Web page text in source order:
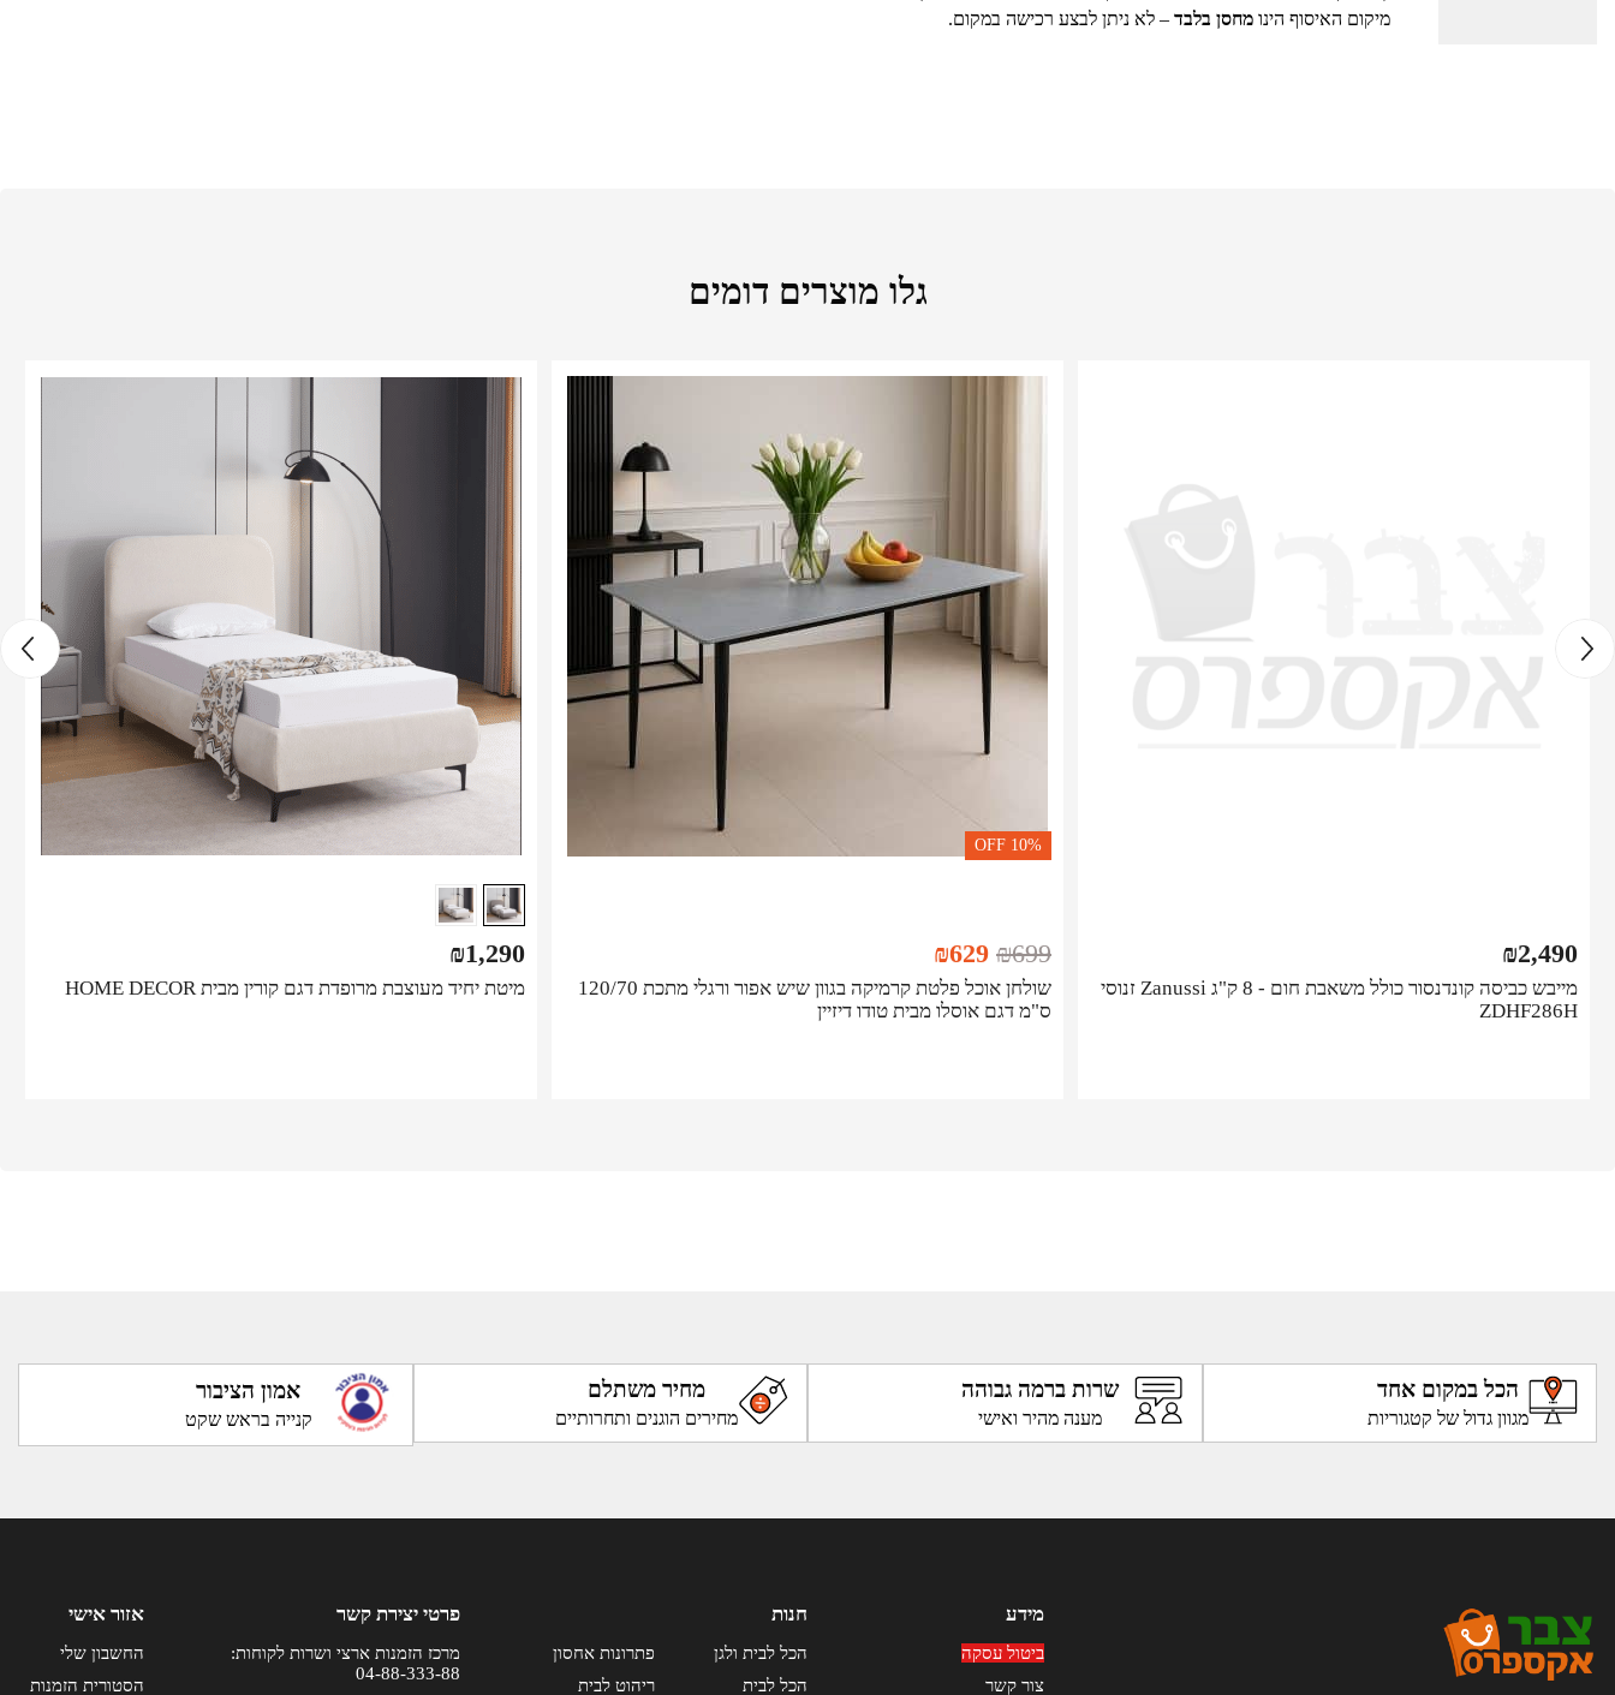
מיקום האיסוף הינו מחסן בלבד – לא ניתן לבצע רכישה במקום.
גלו מוצרים דומים
מייבש כביסה קונדנסור כולל משאבת חום - 8 ק"ג Zanussi זנוסי
ZDHF286H
₪2,490
10%
OFF
שולחן אוכל פלטת קרמיקה בגוון שיש אפור ורגלי מתכת 120/70
ס"מ דגם אוסלו מבית טודו דיזיין
₪699
₪629
מיטת יחיד מעוצבת מרופדת דגם קורין מבית HOME DECOR
₪1,290
הכל במקום אחד
מגוון גדול של קטגוריות
שרות ברמה גבוהה
מענה מהיר ואישי
מחיר משתלם
מחירים הוגנים ותחרותיים
אמון הציבור
קנייה בראש שקט
מידע
ביטול עסקה
צור קשר
חנות
הכל לבית ולגן
הכל לבית
פתרונות אחסון
ריהוט לבית
פרטי יצירת קשר
מרכז הזמנות ארצי ושרות לקוחות:
04-88-333-88
אזור אישי
החשבון שלי
הסטורית הזמנות